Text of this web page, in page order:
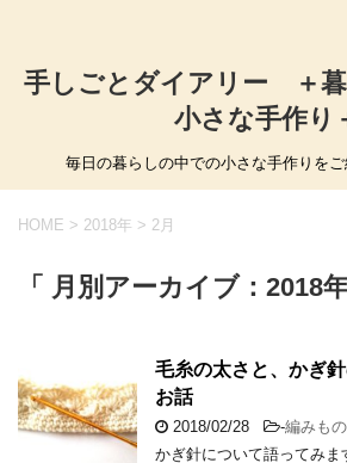
手しごとダイアリー ＋
小さな手作り
毎日の暮らしの中での小さな手作りをご
HOME > 2018年 > 2月
「 月別アーカイブ：2018
毛糸の太さと、かぎ
お話
2018/02/28 -編みもの
かぎ針について語ってみ